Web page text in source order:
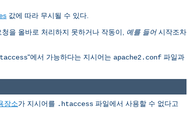
값에 따라 무시될 수 있다.
을 올바로 처리하지 못하거나 작동이, 예를 들어시작조차
"에서 가능하다는 지시어는 apache2.conf 파일과
장소가 지시어를 .htaccess 파일에서 사용할 수 없다고